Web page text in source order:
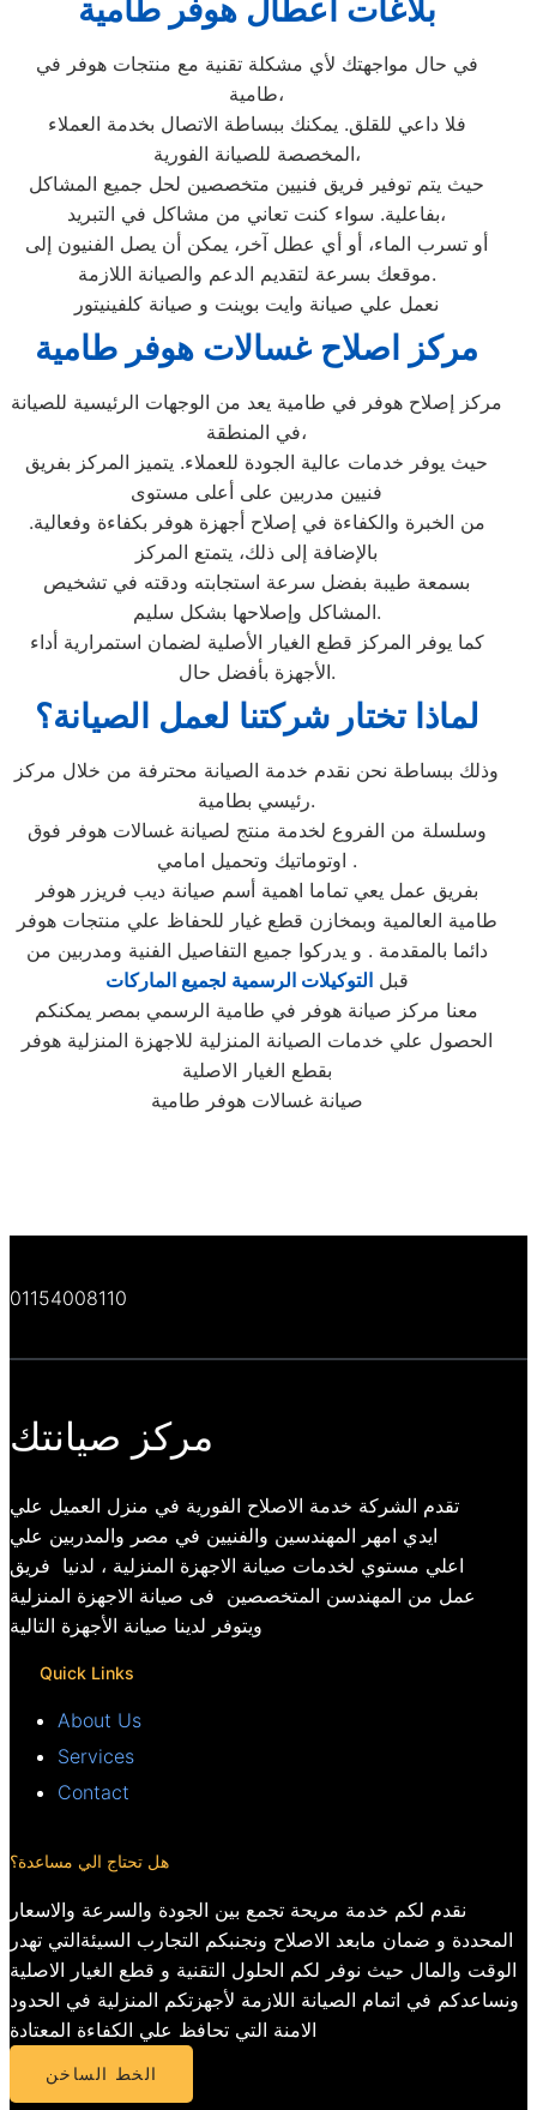
بلاغات اعطال هوفر طامية
في حال مواجهتك لأي مشكلة تقنية مع منتجات هوفر في
طامية،
فلا داعي للقلق. يمكنك ببساطة الاتصال بخدمة العملاء
المخصصة للصيانة الفورية،
حيث يتم توفير فريق فنيين متخصصين لحل جميع المشاكل
بفاعلية. سواء كنت تعاني من مشاكل في التبريد،
أو تسرب الماء، أو أي عطل آخر، يمكن أن يصل الفنيون إلى
موقعك بسرعة لتقديم الدعم والصيانة اللازمة.
نعمل علي صيانة وايت بوينت و صيانة كلفينيتور
مركز اصلاح غسالات هوفر طامية
مركز إصلاح هوفر في طامية يعد من الوجهات الرئيسية للصيانة
في المنطقة،
حيث يوفر خدمات عالية الجودة للعملاء. يتميز المركز بفريق
فنيين مدربين على أعلى مستوى
من الخبرة والكفاءة في إصلاح أجهزة هوفر بكفاءة وفعالية.
بالإضافة إلى ذلك، يتمتع المركز
بسمعة طيبة بفضل سرعة استجابته ودقته في تشخيص
المشاكل وإصلاحها بشكل سليم.
كما يوفر المركز قطع الغيار الأصلية لضمان استمرارية أداء
الأجهزة بأفضل حال.
لماذا تختار شركتنا لعمل الصيانة؟
وذلك ببساطة نحن نقدم خدمة الصيانة محترفة من خلال مركز
رئيسي بطامية.
وسلسلة من الفروع لخدمة منتج لصيانة غسالات هوفر فوق
اوتوماتيك وتحميل امامي .
بفريق عمل يعي تماما اهمية أسم صيانة ديب فريزر هوفر
طامية العالمية وبمخازن قطع غيار للحفاظ علي منتجات هوفر
دائما بالمقدمة . و يدركوا جميع التفاصيل الفنية ومدربين من
قبلالتوكيلات الرسمية لجميع الماركات
معنا مركز صيانة هوفر في طامية الرسمي بمصر يمكنكم
الحصول علي خدمات الصيانة المنزلية للاجهزة المنزلية هوفر
بقطع الغيار الاصلية
صيانة غسالات هوفر طامية
01154008110
مركز صيانتك
تقدم الشركة خدمة الاصلاح الفورية في منزل العميل علي
ايدي امهر المهندسين والفنيين في مصر والمدربين علي
اعلي مستوي لخدمات صيانة الاجهزة المنزلية ، لدنيا فريق
عمل من المهندسن المتخصصين فى صيانة الاجهزة المنزلية
ويتوفر لدينا صيانة الأجهزة التالية
Quick Links
About Us
Services
Contact
هل تحتاج الي مساعدة؟
نقدم لكم خدمة مريحة تجمع بين الجودة والسرعة والاسعار
المحددة و ضمان مابعد الاصلاح ونجنبكم التجارب السيئةالتي تهدر
الوقت والمال حيث نوفر لكم الحلول التقنية و قطع الغيار الاصلية
ونساعدكم في اتمام الصيانة اللازمة لأجهزتكم المنزلية في الحدود
الامنة التي تحافظ علي الكفاءة المعتادة
الخط الساخن